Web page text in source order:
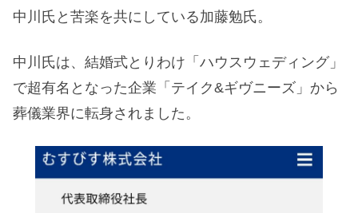
中川氏と苦楽を共にしている加藤勉氏。
中川氏は、結婚式とりわけ「ハウスウェディング」
で超有名となった企業「テイク&ギヴニーズ」から
葬儀業界に転身されました。